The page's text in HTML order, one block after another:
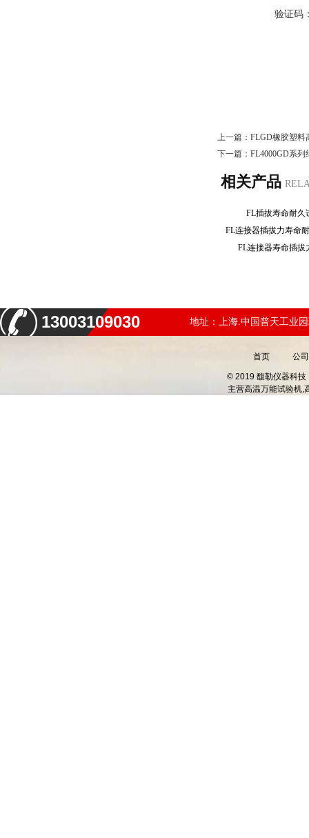
验证码
上一篇： FLGD橡胶塑料
下一篇： FL4000GD系
相关产品
FL插拔寿命耐
FL连接器插拔力寿命
FL连接器寿命插
13003109030 地址：上海.中国普天工业
首页 公
© 2019 馥勒仪器科技
主营高温万能试验机,